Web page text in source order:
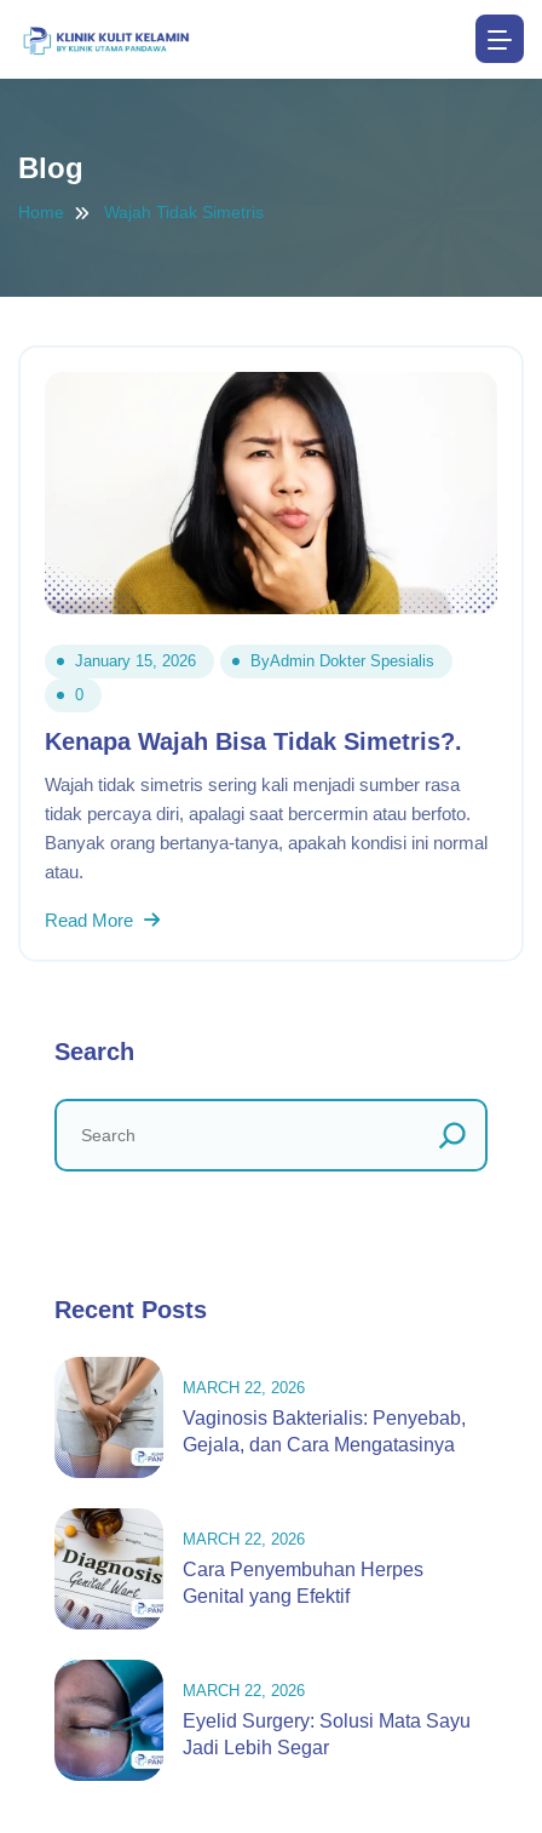
Blog
Home Wajah Tidak Simetris
January 15, 2026 ByAdmin Dokter Spesialis
0
Kenapa Wajah Bisa Tidak Simetris?.
Wajah tidak simetris sering kali menjadi sumber rasa
tidak percaya diri, apalagi saat bercermin atau berfoto.
Banyak orang bertanya-tanya, apakah kondisi ini normal
atau.
Read More
Search
Recent Posts
MARCH 22, 2026
Vaginosis Bakterialis: Penyebab,
Gejala, dan Cara Mengatasinya
MARCH 22, 2026
Cara Penyembuhan Herpes
Genital yang Efektif
MARCH 22, 2026
Eyelid Surgery: Solusi Mata Sayu
Jadi Lebih Segar